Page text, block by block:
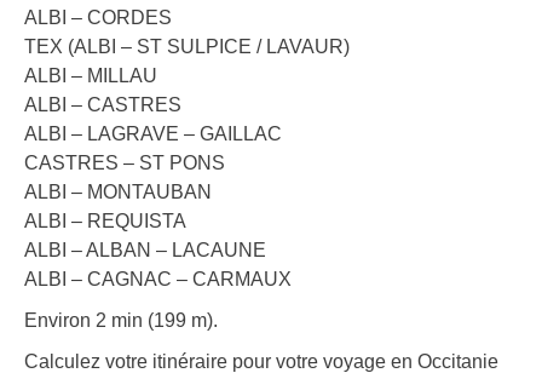
ALBI – CORDES
TEX (ALBI – ST SULPICE / LAVAUR)
ALBI – MILLAU
ALBI – CASTRES
ALBI – LAGRAVE – GAILLAC
CASTRES – ST PONS
ALBI – MONTAUBAN
ALBI – REQUISTA
ALBI – ALBAN – LACAUNE
ALBI – CAGNAC – CARMAUX
Environ 2 min (199 m).
Calculez votre itinéraire pour votre voyage en Occitanie